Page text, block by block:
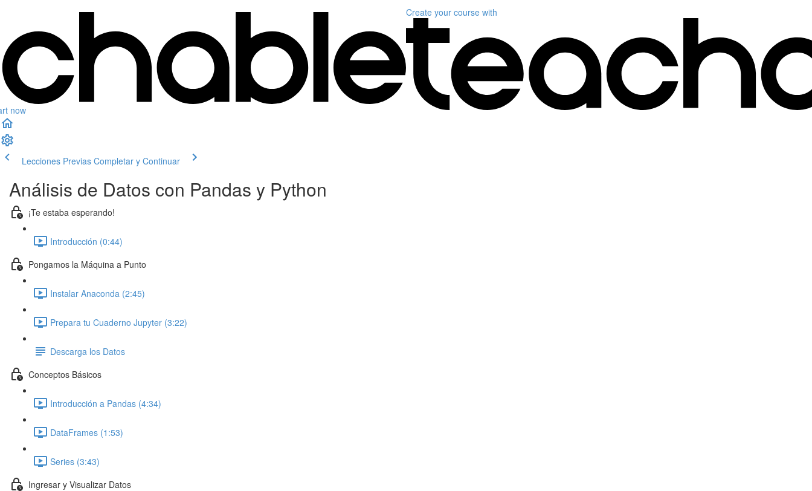
now
Create your course with
Lecciones Previas Completar y Continuar
Análisis de Datos con Pandas y Python
¡Te estaba esperando!
Introducción (0:44)
Pongamos la Máquina a Punto
Instalar Anaconda (2:45)
Prepara tu Cuaderno Jupyter (3:22)
Descarga los Datos
Conceptos Básicos
Introducción a Pandas (4:34)
DataFrames (1:53)
Series (3:43)
Ingresar y Visualizar Datos